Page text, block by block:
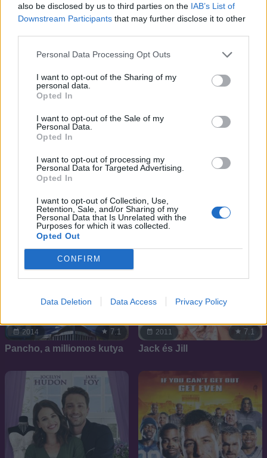
also be disclosed by us to third parties on the IAB’s List of
Downstream Participants that may further disclose it to other
Personal Data Processing Opt Outs
I want to opt-out of the Sharing of my
personal data.
Opted In
I want to opt-out of the Sale of my
Personal Data.
Opted In
I want to opt-out of processing my
Personal Data for Targeted Advertising.
Opted In
I want to opt-out of Collection, Use,
Retention, Sale, and/or Sharing of my
Personal Data that Is Unrelated with the
Purposes for which it was collected.
Opted Out
CONFIRM
Data Deletion Data Access Privacy Policy
2006 7.0
Capri. Az álmok szigete
2014 7.1
Pancho, a milliomos kutya
2011 7.1
Jack és Jill